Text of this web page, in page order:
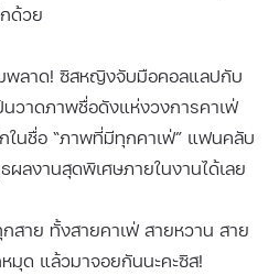
ด้วย
พลาด! ซิสหญิงจับมือคอลแลปกับ
นวาดภาพชื่อดังแห่งวงการคาเฟ่
ในชื่อ “ภาพที่มีทุกคาเฟ่” แฟนคลับ
ผลงานสุดพิเศษภายในงานได้เลย
สาย ทั้งสายคาเฟ่ สายหวาน สาย
มุด แล้วมาจอยกันนะคะซิส!